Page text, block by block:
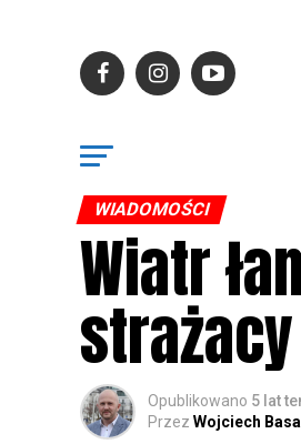
WIADOMOŚCI
Wiatr
strażacy
Opublikowano 5 lat
Przez Wojciech